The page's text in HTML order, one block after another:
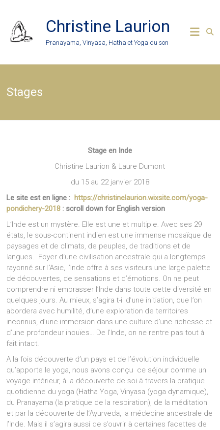
content
Christine Laurion
Pranayama, Vinyasa, Hatha et Yoga du son
Stages
Stage en Inde
Christine Laurion & Laure Dumont
du 15 au 22 janvier 2018
Le site est en ligne : https://christinelaurion.wixsite.com/yoga-
pondichery-2018 : scroll down for English version
L’Inde est un mystère. Elle est une et multiple. Avec ses 29
états, le sous-continent indien est une immense mosaïque de
paysages et de climats, de peuples, de traditions et de
langues. Foyer d’une civilisation ancestrale qui a longtemps
rayonné sur l’Asie, l’Inde offre à ses visiteurs une large palette
de découvertes, de sensations et d’émotions. On ne peut
comprendre ni embrasser l’Inde dans toute cette diversité en
quelques jours. Au mieux, s’agira t-il d’une initiation, que l’on
abordera avec humilité, d’une exploration de territoires
inconnus, d’une immersion dans une culture d’une richesse et
d’une profondeur inouïes… De l’Inde, on ne rentre pas tout à
fait intact.
A la fois découverte d’un pays et de l’évolution individuelle
qu’apporte le yoga, nous avons conçu ce séjour comme un
voyage intérieur, à la découverte de soi à travers la pratique
quotidienne du yoga (Hatha Yoga, Vinyasa (yoga dynamique),
du Pranayama (la pratique de la respiration), de la méditation
et par la découverte de l’Ayurveda, la médecine ancestrale de
l’Inde. Mais il s’agira aussi de s’ouvrir à certaines facettes de